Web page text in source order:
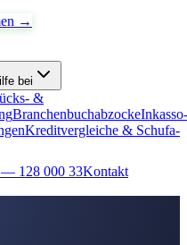
→
bei
&
BranchenbuchabzockeInkasso-
Kreditvergleiche & Schufa-
— 128 000 33Kontakt